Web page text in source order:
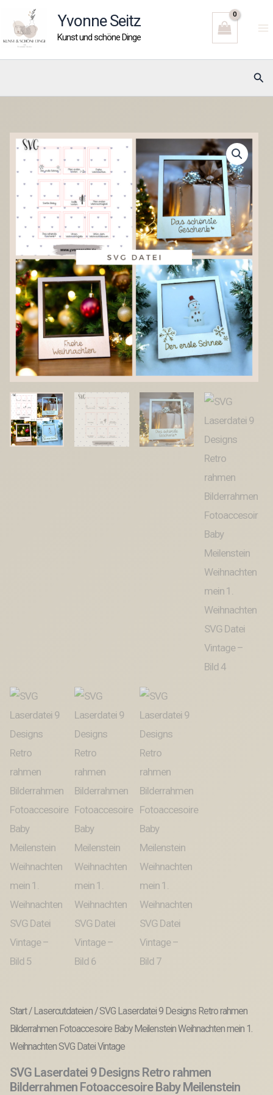
Inhalt
springen
Yvonne Seitz
Kunst und schöne Dinge
Start/Lasercutdateien/ SVG Laserdatei 9 Designs Retro rahmen
Bilderrahmen Fotoaccesoire Baby Meilenstein Weihnachten mein 1.
Weihnachten SVG Datei Vintage
SVG Laserdatei 9 Designs Retro rahmen
Bilderrahmen Fotoaccesoire Baby Meilenstein